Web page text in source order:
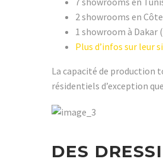
2 showrooms en
1 showroom à Dakar
Plus d’infos sur leur
La capacité de production
résidentiels d’exception
DES